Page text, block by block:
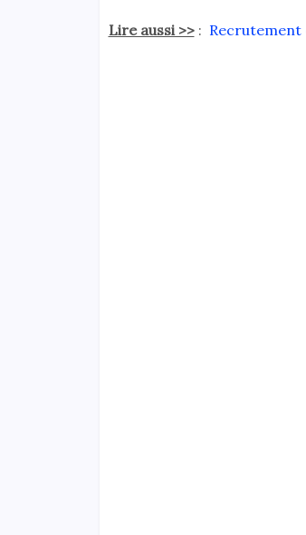
Lire aussi >>: Recrutement